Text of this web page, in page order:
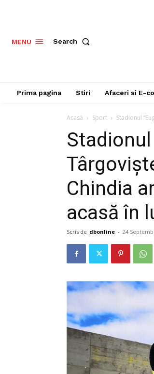
MENU Search
Prima pagina Stiri Afaceri si E-
Acasă Sport Stadionul
Stadionul
Chindia
acasă în
Scris de dbonline - 24